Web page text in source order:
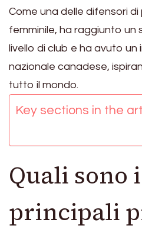
Come una delle difensori
femminile, ha raggiunto un
livello di club e ha avuto
nazionale canadese,
tutto il mondo.
Key sections in the
Quali sono i
principali